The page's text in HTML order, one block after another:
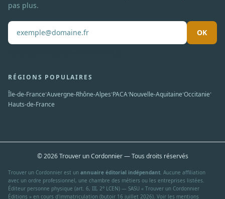
pas plus.
OK
RÉGIONS POPULAIRES
Île-de-France·Auvergne-Rhône-Alpes·PACA·Nouvelle-Aquitaine·Occitanie·
Hauts-de-France
© 2026 Trouver un Cordonnier — Tous droits réservés
Trouver un Cordonnier est un annuaire éditorial indépendant. Aucune affiliation
avec un ordre professionnel, une chambre des métiers ou les entreprises listées.
Éditeur personne physique (art. 6, III, 2° LCEN) — SASU « Trouver un Cordonnier
Éditions » en cours d'immatriculation (butoir 16 juillet 2026). Voir les mentions